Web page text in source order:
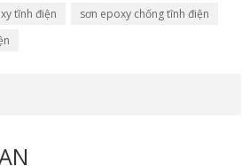
tĩnh điện
sơn epoxy chống tĩnh điện